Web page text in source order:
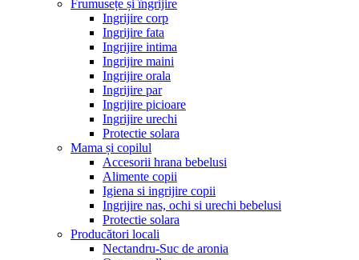
Frumusețe și îngrijire
Ingrijire corp
Ingrijire fata
Ingrijire intima
Ingrijire maini
Ingrijire orala
Ingrijire par
Ingrijire picioare
Ingrijire urechi
Protectie solara
Mama și copilul
Accesorii hrana bebelusi
Alimente copii
Igiena si ingrijire copii
Ingrijire nas, ochi si urechi bebelusi
Protectie solara
Producători locali
Nectandru-Suc de aronia